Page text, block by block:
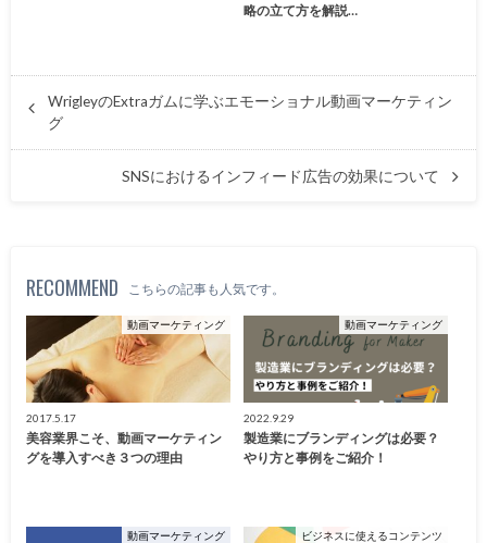
略の立て方を解説…
WrigleyのExtraガムに学ぶエモーショナル動画マーケティン
グ
SNSにおけるインフィード広告の効果について
RECOMMEND こちらの記事も人気です。
動画マーケティング
2017.5.17
美容業界こそ、動画マーケティン
グを導入すべき３つの理由
動画マーケティング
2022.9.29
製造業にブランディングは必要？
やり方と事例をご紹介！
動画マーケティング ビジネスに使えるコンテンツ